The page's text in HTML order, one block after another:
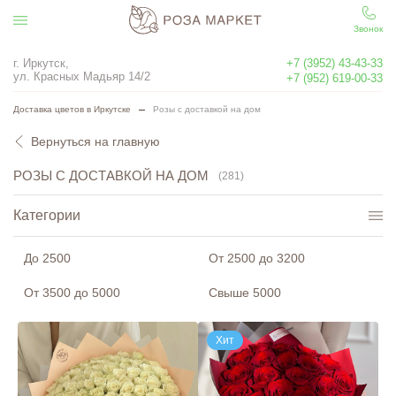
Звонок
г. Иркутск,
ул. Красных Мадьяр 14/2
+7 (3952) 43-43-33
+7 (952) 619-00-33
Доставка цветов в Иркутске Розы с доставкой на дом
Вернуться на главную
РОЗЫ С ДОСТАВКОЙ НА ДОМ (281)
Категории
(53)
101 роза (15)
Красные розы (61)
До 2500 От 2500 до 3200
От 3500 до 5000 Свыше 5000
Хит